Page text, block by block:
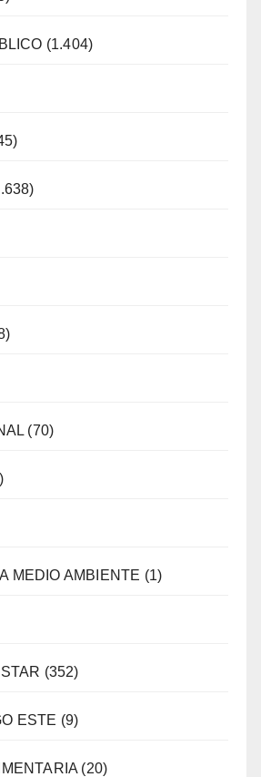
(1.404)
(70)
MEDIO AMBIENTE (1)
(352)
ESTE (9)
(20)